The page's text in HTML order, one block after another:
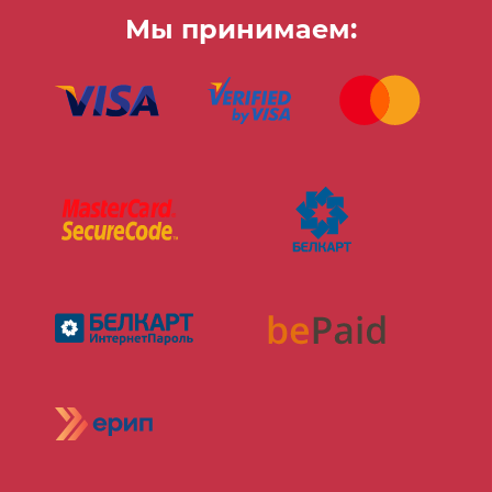
Расскажет о том, как рождается картина
Мы принимаем: